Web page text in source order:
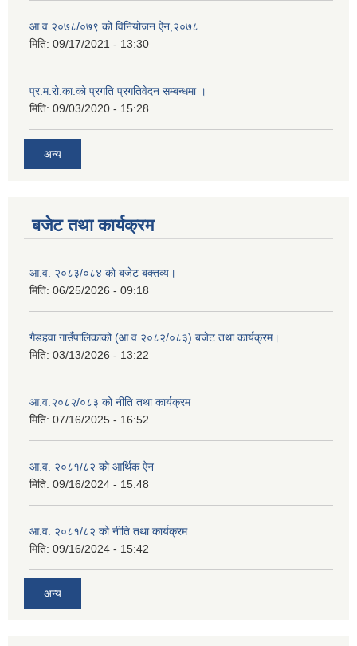
आ.व २०७८/०७९ को विनियोजन ऐन,२०७८
मिति: 09/17/2021 - 13:30
प्र.म.रो.का.को प्रगति प्रगतिवेदन सम्बन्धमा ।
मिति: 09/03/2020 - 15:28
अन्य
बजेट तथा कार्यक्रम
आ.व. २०८३/०८४ को बजेट बक्तव्य।
मिति: 06/25/2026 - 09:18
गैडहवा गाउँपालिकाको (आ.व.२०८२/०८३) बजेट तथा कार्यक्रम।
मिति: 03/13/2026 - 13:22
आ.व.२०८२/०८३ को नीति तथा कार्यक्रम
मिति: 07/16/2025 - 16:52
आ.व. २०८१/८२ को आर्थिक ऐन
मिति: 09/16/2024 - 15:48
आ.व. २०८१/८२ को नीति तथा कार्यक्रम
मिति: 09/16/2024 - 15:42
अन्य